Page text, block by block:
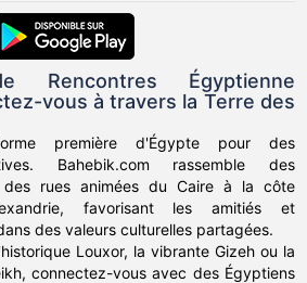
Rencontres Égyptienne
vous à travers la Terre des
première d'Égypte pour des
Bahebik.com rassemble des
des rues animées du Caire à la côte
favorisant les amitiés et
des valeurs culturelles partagées.
Louxor, la vibrante Gizeh ou la
connectez-vous avec des Égyptiens